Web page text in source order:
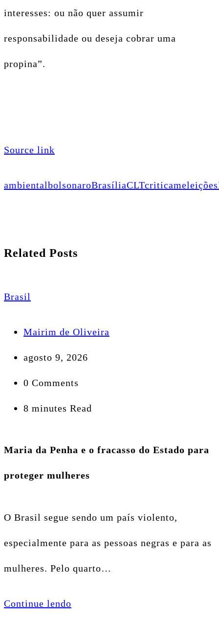
interesses: ou não quer assumir
responsabilidade ou deseja cobrar uma
propina”.
Source link
ambientalbolsonaroBrasíliaCLTcriticameleições
Related Posts
Brasil
Mairim de Oliveira
agosto 9, 2026
0 Comments
8 minutes Read
Maria da Penha e o fracasso do Estado para
proteger mulheres
O Brasil segue sendo um país violento,
especialmente para as pessoas negras e para as
mulheres. Pelo quarto…
Continue lendo